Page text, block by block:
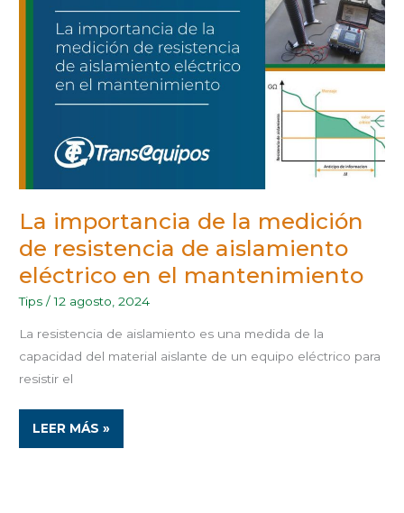
La importancia de la medición
de resistencia de aislamiento
eléctrico en el mantenimiento
Tips /12 agosto, 2024
La resistencia de aislamiento es una medida de la
capacidad del material aislante de un equipo eléctrico para
resistir el
RESISTENCIA
AISLAMIENTO
ELÉCTRICO
MANTENIMIENTO
LEER MÁS »